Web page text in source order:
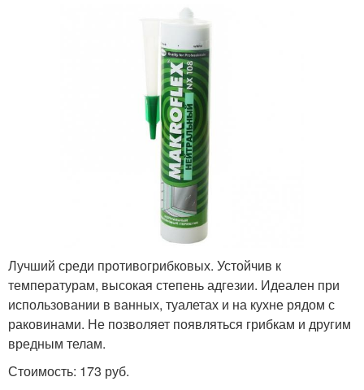
Лучший среди противогрибковых. Устойчив к
температурам, высокая степень адгезии. Идеален при
использовании в ванных, туалетах и на кухне рядом с
раковинами. Не позволяет появляться грибкам и другим
вредным телам.
Стоимость: 173 руб.